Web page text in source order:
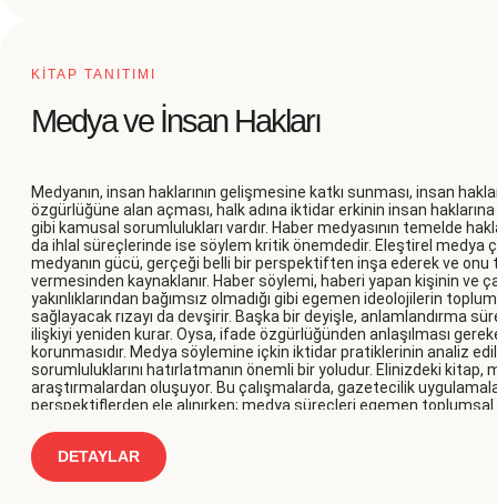
KİTAP TANITIMI
Medya ve İnsan Hakları
Medyanın, insan haklarının gelişmesine katkı sunması, insan
özgürlüğüne alan açması, halk adına iktidar erkinin insan
gibi kamusal sorumlulukları vardır. Haber medyasının temelde
da ihlal süreçlerinde ise söylem kritik önemdedir. Eleştirel medya
medyanın gücü, gerçeği belli bir perspektiften inşa ederek ve onu
vermesinden kaynaklanır. Haber söylemi, haberi yapan kişinin ve
yakınlıklarından bağımsız olmadığı gibi egemen ideolojilerin
sağlayacak rızayı da devşirir. Başka bir deyişle, anlamlandırma
ilişkiyi yeniden kurar. Oysa, ifade özgürlüğünden anlaşılması
korunmasıdır. Medya söylemine içkin iktidar pratiklerinin analiz
sorumluluklarını hatırlatmanın önemli bir yoludur. Elinizdeki
araştırmalardan oluşuyor. Bu çalışmalarda, gazetecilik
perspektiflerden ele alınırken; medya süreçleri egemen
DETAYLAR